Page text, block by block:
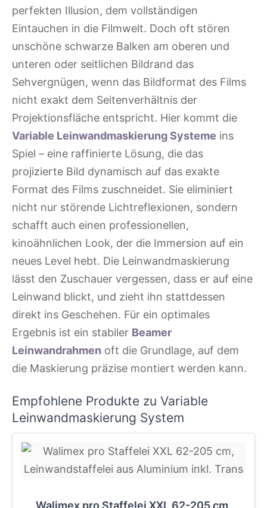
perfekten Illusion, dem vollständigen
Eintauchen in die Filmwelt. Doch oft stören
unschöne schwarze Balken am oberen und
unteren oder seitlichen Bildrand das
Sehvergnügen, wenn das Bildformat des Films
nicht exakt dem Seitenverhältnis der
Projektionsfläche entspricht. Hier kommt die
Variable Leinwandmaskierung Systeme ins
Spiel – eine raffinierte Lösung, die das
projizierte Bild dynamisch auf das exakte
Format des Films zuschneidet. Sie eliminiert
nicht nur störende Lichtreflexionen, sondern
schafft auch einen professionellen,
kinoähnlichen Look, der die Immersion auf ein
neues Level hebt. Die Leinwandmaskierung
lässt den Zuschauer vergessen, dass er auf eine
Leinwand blickt, und zieht ihn stattdessen
direkt ins Geschehen. Für ein optimales
Ergebnis ist ein stabiler Beamer
Leinwandrahmen oft die Grundlage, auf dem
die Maskierung präzise montiert werden kann.
Empfohlene Produkte zu Variable
Leinwandmaskierung System
Walimex pro Staffelei XXL 62-205 cm,